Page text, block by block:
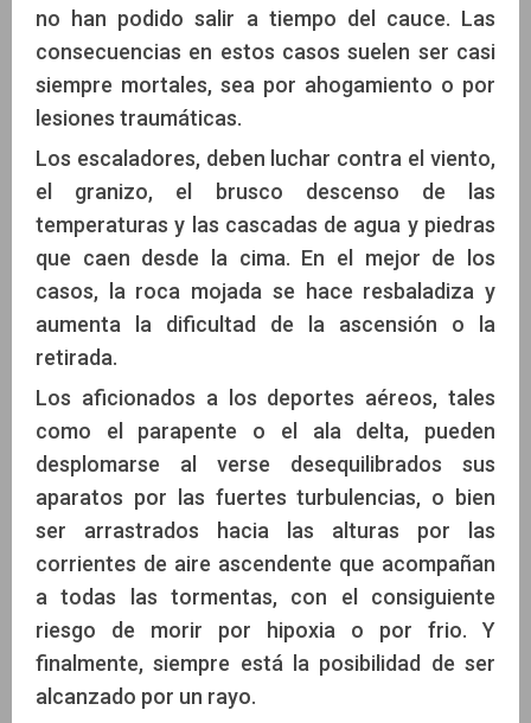
no han podido salir a tiempo del cauce. Las
consecuencias en estos casos suelen ser casi
siempre mortales, sea por ahogamiento o por
lesiones traumáticas.
Los escaladores, deben luchar contra el viento,
el granizo, el brusco descenso de las
temperaturas y las cascadas de agua y piedras
que caen desde la cima. En el mejor de los
casos, la roca mojada se hace resbaladiza y
aumenta la dificultad de la ascensión o la
retirada.
Los aficionados a los deportes aéreos, tales
como el parapente o el ala delta, pueden
desplomarse al verse desequilibrados sus
aparatos por las fuertes turbulencias, o bien
ser arrastrados hacia las alturas por las
corrientes de aire ascendente que acompañan
a todas las tormentas, con el consiguiente
riesgo de morir por hipoxia o por frio. Y
finalmente, siempre está la posibilidad de ser
alcanzado por un rayo.